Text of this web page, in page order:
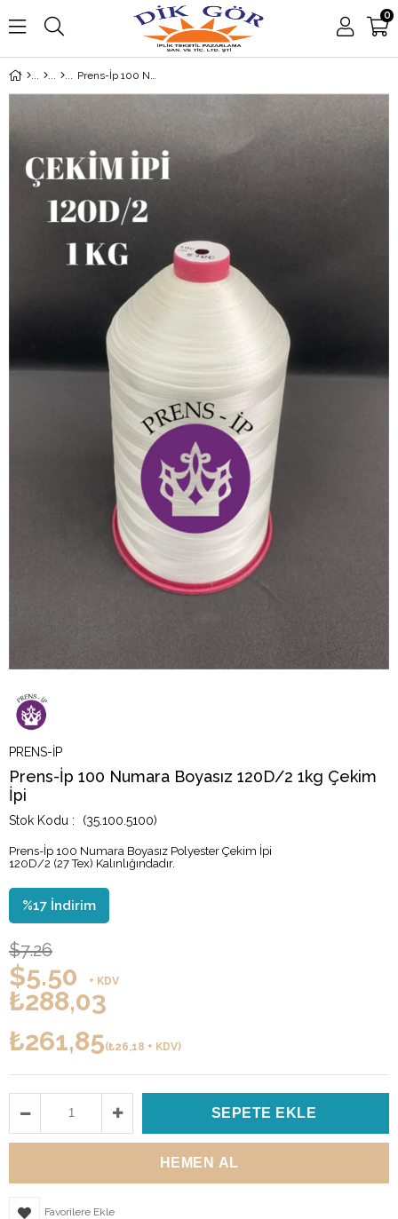
0
Prens-İp 100 Numara Boyasız 120D/2 1kg Çekim İpi
PRENS-İP
Prens-İp 100 Numara Boyasız 120D/2 1kg Çekim
İpi
(35.100.5100)
Prens-İp 100 Numara Boyasız Polyester Çekim İpi
120D/2 (27 Tex) Kalınlığındadır.
%17 İndirim
$7.26
$5.50 + KDV
₺288,03
₺261,85(₺26,18 + KDV)
Favorilere Ekle